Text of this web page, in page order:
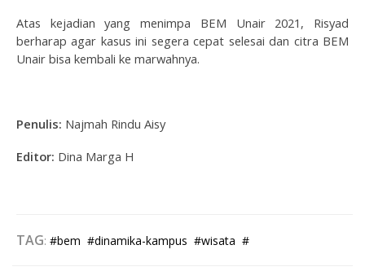
Atas kejadian yang menimpa BEM Unair 2021, Risyad
berharap agar kasus ini segera cepat selesai dan citra BEM
Unair bisa kembali ke marwahnya.
Penulis: Najmah Rindu Aisy
Editor: Dina Marga H
TAG: #bem #dinamika-kampus #wisata #